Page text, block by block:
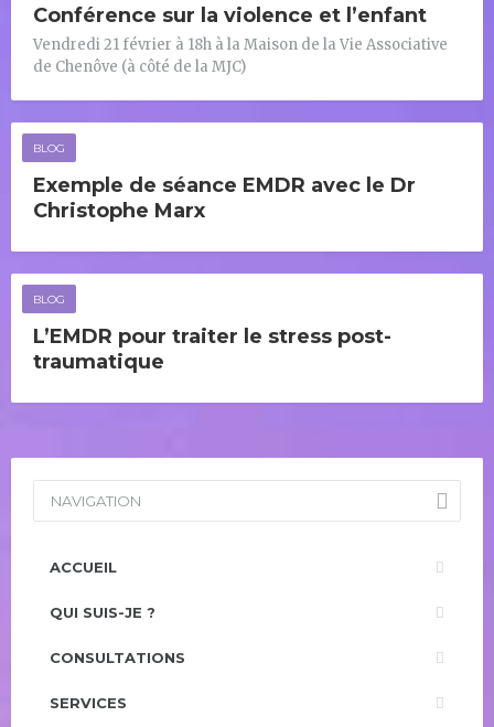
Conférence sur la violence et l’enfant
Vendredi 21 février à 18h à la Maison de la Vie Associative
de Chenôve (à côté de la MJC)
BLOG
Exemple de séance EMDR avec le Dr
Christophe Marx
BLOG
L’EMDR pour traiter le stress post-
traumatique
NAVIGATION
ACCUEIL
QUI SUIS-JE ?
CONSULTATIONS
SERVICES